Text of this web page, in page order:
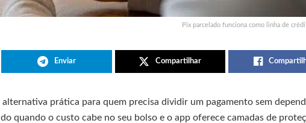
Pix parcelado funciona como linha de
Enviar Compartilhar
prática para quem precisa dividir um pagamento sem
quando o custo cabe no seu bolso e o app oferece camadas de